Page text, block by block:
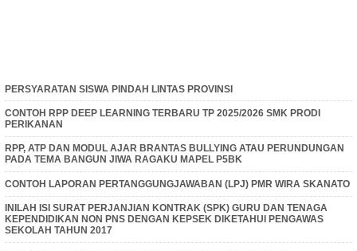
PERSYARATAN SISWA PINDAH LINTAS PROVINSI
CONTOH RPP DEEP LEARNING TERBARU TP 2025/2026 SMK PRODI
PERIKANAN
RPP, ATP DAN MODUL AJAR BRANTAS BULLYING ATAU PERUNDUNGAN
PADA TEMA BANGUN JIWA RAGAKU MAPEL P5BK
CONTOH LAPORAN PERTANGGUNGJAWABAN (LPJ) PMR WIRA SKANATO
INILAH ISI SURAT PERJANJIAN KONTRAK (SPK) GURU DAN TENAGA
KEPENDIDIKAN NON PNS DENGAN KEPSEK DIKETAHUI PENGAWAS
SEKOLAH TAHUN 2017